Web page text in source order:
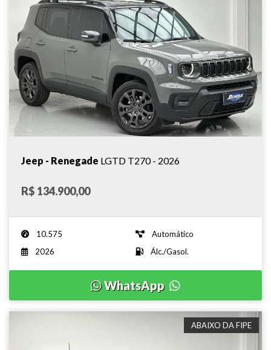
Jeep - Renegade LGTD T270 - 2026
R$ 134.900,00
10.575
Automático
2026
Álc./Gasol.
WhatsApp
ABAIXO DA FIPE